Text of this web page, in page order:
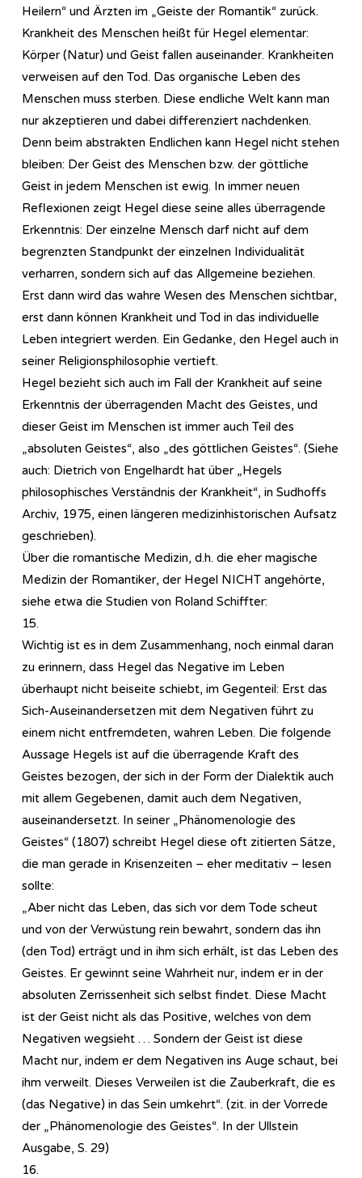
Heilern“ und Ärzten im „Geiste der Romantik“ zurück.
Krankheit des Menschen heißt für Hegel elementar:
Körper (Natur) und Geist fallen auseinander. Krankheiten
verweisen auf den Tod. Das organische Leben des
Menschen muss sterben. Diese endliche Welt kann man
nur akzeptieren und dabei differenziert nachdenken.
Denn beim abstrakten Endlichen kann Hegel nicht stehen
bleiben: Der Geist des Menschen bzw. der göttliche
Geist in jedem Menschen ist ewig. In immer neuen
Reflexionen zeigt Hegel diese seine alles überragende
Erkenntnis: Der einzelne Mensch darf nicht auf dem
begrenzten Standpunkt der einzelnen Individualität
verharren, sondern sich auf das Allgemeine beziehen.
Erst dann wird das wahre Wesen des Menschen sichtbar,
erst dann können Krankheit und Tod in das individuelle
Leben integriert werden. Ein Gedanke, den Hegel auch in
seiner Re­li­gi­ons­phi­lo­so­phie vertieft.
Hegel bezieht sich auch im Fall der Krankheit auf seine
Erkenntnis der überragenden Macht des Geistes, und
dieser Geist im Menschen ist immer auch Teil des
„absoluten Geistes“, also „des göttlichen Geistes“. (Siehe
auch: Dietrich von Engelhardt hat über „Hegels
philosophisches Verständnis der Krankheit“, in Sudhoffs
Archiv, 1975, einen längeren medizinhistorischen Aufsatz
geschrieben).
Über die romantische Medizin, d.h. die eher magische
Medizin der Romantiker, der Hegel NICHT angehörte,
siehe etwa die Studien von Roland Schiffter:
15.
Wichtig ist es in dem Zusammenhang, noch einmal daran
zu erinnern, dass Hegel das Negative im Leben
überhaupt nicht beiseite schiebt, im Gegenteil: Erst das
Sich-Auseinandersetzen mit dem Negativen führt zu
einem nicht entfremdeten, wahren Leben. Die folgende
Aussage Hegels ist auf die überragende Kraft des
Geistes bezogen, der sich in der Form der Dialektik auch
mit allem Gegebenen, damit auch dem Negativen,
auseinandersetzt. In seiner „Phänomenologie des
Geistes“ (1807) schreibt Hegel diese oft zitierten Sätze,
die man gerade in Krisenzeiten – eher meditativ – lesen
sollte:
„Aber nicht das Leben, das sich vor dem Tode scheut
und von der Verwüstung rein bewahrt, sondern das ihn
(den Tod) erträgt und in ihm sich erhält, ist das Leben des
Geistes. Er gewinnt seine Wahrheit nur, indem er in der
absoluten Zerrissenheit sich selbst findet. Diese Macht
ist der Geist nicht als das Positive, welches von dem
Negativen wegsieht … Sondern der Geist ist diese
Macht nur, indem er dem Negativen ins Auge schaut, bei
ihm verweilt. Dieses Verweilen ist die Zauberkraft, die es
(das Negative) in das Sein umkehrt“. (zit. in der Vorrede
der „Phänomenologie des Geistes“. In der Ullstein
Ausgabe, S. 29)
16.